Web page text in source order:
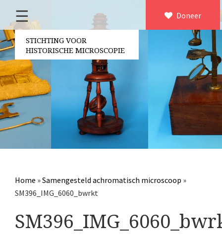
×
Home
Over ons
Contact
Bestuur
Vrijwilligers
Partners
Jaarverslagen
Microscopen
Overige optische instrumenten
Elektrische meetapparatuur
Boeken
Doneer
☰
STICHTING VOOR
HISTORISCHE MICROSCOPIE
Home »Samengesteld achromatisch microscoop »
SM396_IMG_6060_bwrkt